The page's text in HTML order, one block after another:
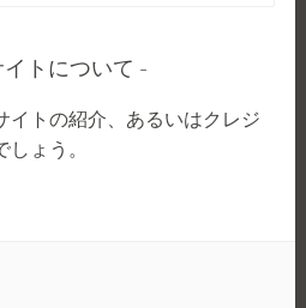
イトについて
イトの紹介、あるいはクレジ
ょう。